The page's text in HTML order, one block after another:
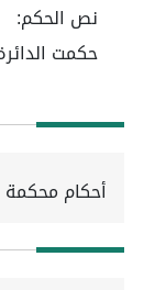
نص الحكم:
حكمت
أحكام محكمة